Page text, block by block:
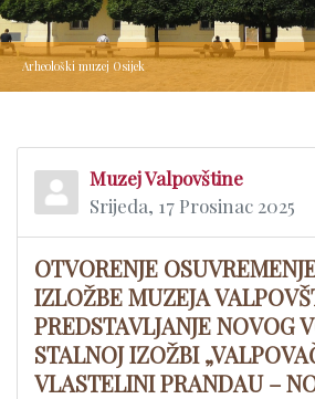
Arheološki muzej Osijek
Muzej Valpovštine
Srijeda, 17 Prosinac 2025
OTVORENJE
IZLOŽBE MUZEJA
PREDSTAVLJANJE NOVOG
STALNOJ IZOŽBI
VLASTELINI PRANDAU –